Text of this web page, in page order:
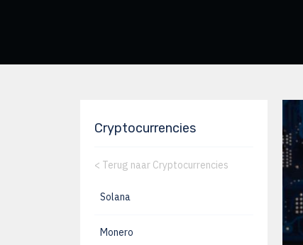
Cryptocurrencies
< Terug naar Cryptocurrencies
Solana
Monero